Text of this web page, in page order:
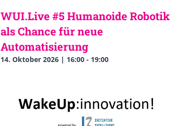
WUI.Live #5 Humanoide Robotik
als Chance für neue
Automatisierung
14. Oktober 2026 | 16:00- 19:00